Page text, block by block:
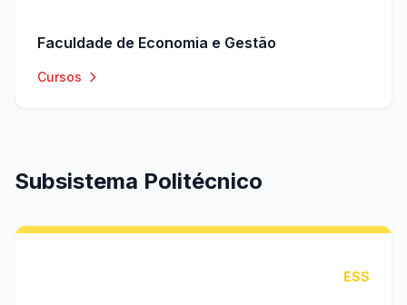
Faculdade de Economia e Gestão
Cursos
Subsistema Politécnico
ESS